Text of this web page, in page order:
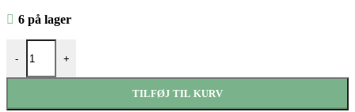
6 på lager
-
Skråbånd Rosa 5m 40/20 Bomuld antal
+
TILFØJ TIL KURV